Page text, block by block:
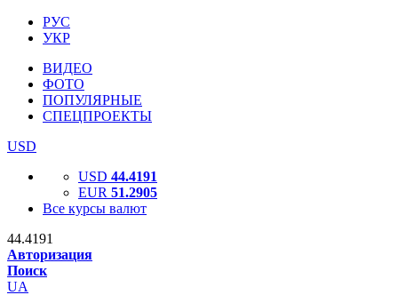
РУС
УКР
ВИДЕО
ФОТО
ПОПУЛЯРНЫЕ
СПЕЦПРОЕКТЫ
USD
USD 44.4191
EUR 51.2905
Все курсы валют
44.4191
Авторизация
Поиск
UA